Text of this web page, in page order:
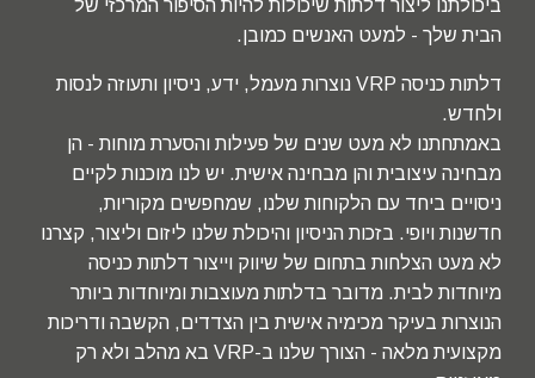
ביכולתנו ליצור דלתות שיכולות להיות הסיפור המרכזי של
הבית שלך - למעט האנשים כמובן.
דלתות כניסה VRP נוצרות מעמל, ידע, ניסיון ותעוזה לנסות
ולחדש.
באמתחתנו לא מעט שנים של פעילות והסערת מוחות - הן
מבחינה עיצובית והן מבחינה אישית. יש לנו מוכנות לקיים
ניסויים ביחד עם הלקוחות שלנו, שמחפשים מקוריות,
חדשנות ויופי. בזכות הניסיון והיכולת שלנו ליזום וליצור, קצרנו
לא מעט הצלחות בתחום של שיווק וייצור דלתות כניסה
מיוחדות לבית. מדובר בדלתות מעוצבות ומיוחדות ביותר
הנוצרות בעיקר מכימיה אישית בין הצדדים, הקשבה ודריכות
מקצועית מלאה - הצורך שלנו ב-VRP בא מהלב ולא רק